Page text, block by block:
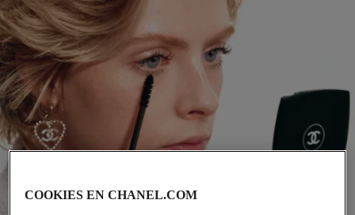
COOKIES EN CHANEL.COM